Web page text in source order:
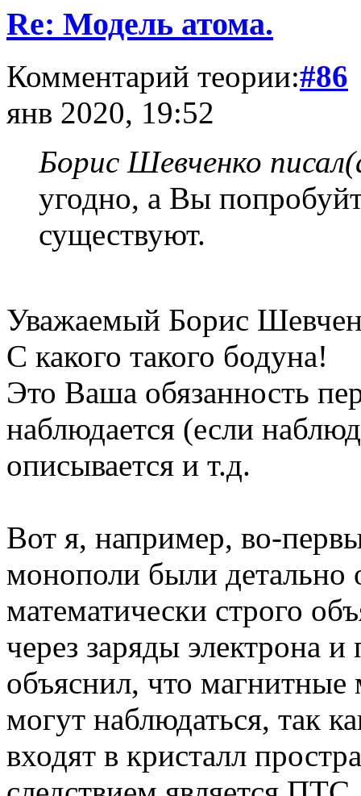
Re: Модель атома.
Комментарий теории:#86
янв 2020, 19:52
Борис Шевченко
угодно, а Вы
существуют.
Уважаемый Борис
С какого такого бодуна!
Это Ваша обязанность
наблюдается (если
описывается и т.д.
Вот я, например, во-
монополи были
математически строго
через заряды электрона
объяснил, что магнитные
могут наблюдаться, так
входят в кристалл